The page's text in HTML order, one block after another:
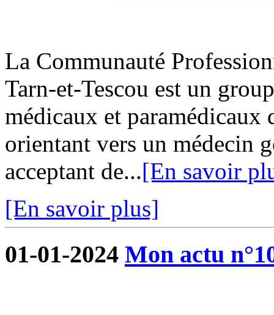
La Communauté
Tarn-et-Tescou est un
médicaux et paramédicaux
orientant vers un médecin
acceptant de...[En savoir
[En savoir plus]
01-01-2024 Mon actu